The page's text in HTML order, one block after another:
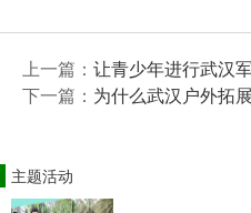
上一篇： 让青少年进行武汉
下一篇： 为什么武汉户外拓
主题活动